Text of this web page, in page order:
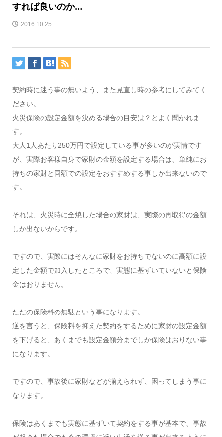
すれば良いのか…
2016.10.25
契約時に迷う事の無いよう、また見直し時の参考にしてみてく
ださい。
火災保険の設定金額を決める場合の目安は？とよく聞かれま
す。
大人1人あたり250万円で設定している事が多いのが実情です
が、実際お客様自身で家財の金額を設定する場合は、単純にお
持ちの家財と同額での設定をおすすめする事しか出来ないので
す。
それは、火災時に全焼した場合の家財は、実際の再取得の金額
しか出ないからです。
ですので、実際にはそんなに家財をお持ちでないのに高額に設
定した金額で加入したところで、実態に基ずいていないと保険
金はおりません。
ただの保険料の無駄という事になります。
逆を言うと、保険料を抑えた契約をするために家財の設定金額
を下げると、あくまでも設定金額分までしか保険はおりない事
になります。
ですので、事故後に家財などが揃えられず、困ってしまう事に
なります。
保険はあくまでも実態に基ずいて契約をする事が基本で、事故